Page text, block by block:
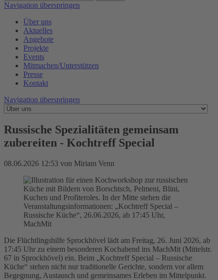
Navigation überspringen
Über uns
Aktuelles
Angebote
Projekte
Events
Mitmachen/Unterstützen
Presse
Kontakt
Navigation überspringen
Russische Spezialitäten gemeinsam
zubereiten - Kochtreff Special
08.06.2026 12:53 von Miriam Venn
Die Flüchtlingshilfe Sprockhövel lädt am Freitag, 26. Juni 2026, ab
17:45 Uhr zu einem besonderen Kochabend ins MachMit (Mittelstr.
67 in Sprockhövel) ein. Beim „Kochtreff Special – Russische
Küche“ stehen nicht nur traditionelle Gerichte, sondern vor allem
Begegnung, Austausch und gemeinsames Erleben im Mittelpunkt.